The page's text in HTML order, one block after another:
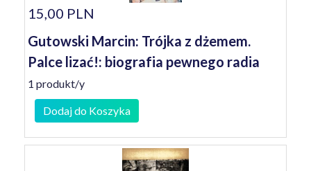
15,00 PLN
Gutowski Marcin: Trójka z dżemem.
Palce lizać!: biografia pewnego radia
1 produkt/y
Dodaj do Koszyka